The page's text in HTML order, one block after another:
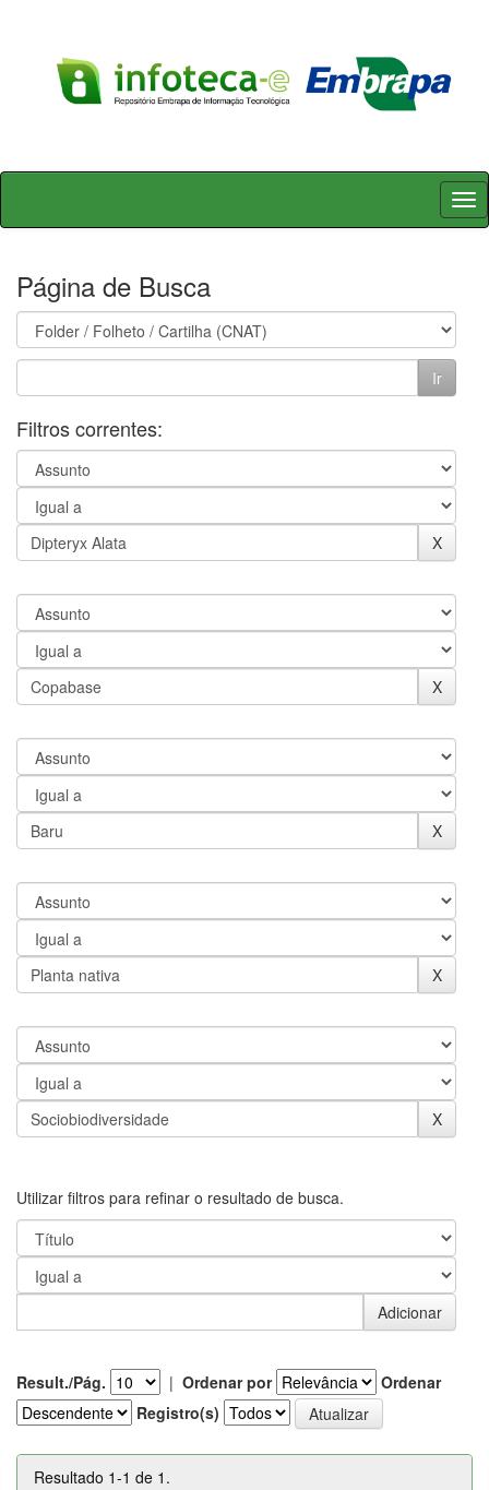
Skip
Página de Busca
Filtros correntes:
Utilizar filtros para refinar o resultado de busca.
Result./Pág. | Ordenar por
Ordenar
Registro(s)
Resultado 1-1 de 1.